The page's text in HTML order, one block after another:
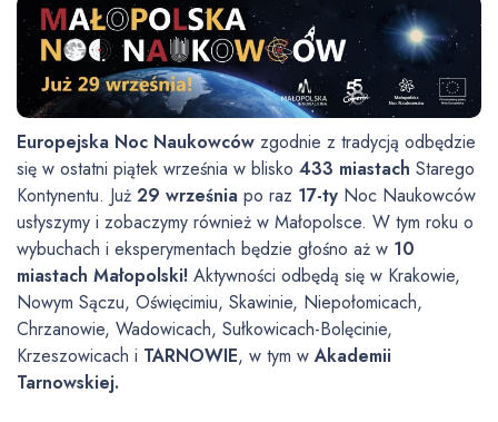
Europejska Noc Naukowców zgodnie z tradycją odbędzie
się w ostatni piątek września w blisko 433 miastach Starego
Kontynentu. Już 29 września po raz 17-ty Noc Naukowców
usłyszymy i zobaczymy również w Małopolsce. W tym roku o
wybuchach i eksperymentach będzie głośno aż w 10
miastach Małopolski! Aktywności odbędą się w Krakowie,
Nowym Sączu, Oświęcimiu, Skawinie, Niepołomicach,
Chrzanowie, Wadowicach, Sułkowicach-Bolęcinie,
Krzeszowicach i TARNOWIE, w tym wAkademii
Tarnowskiej.